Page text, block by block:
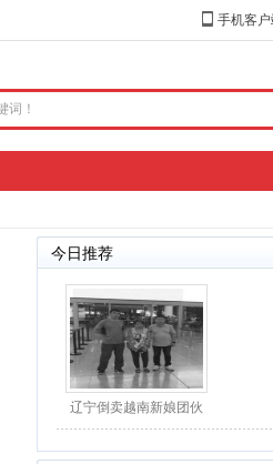
手机客
今日推荐
辽宁倒卖越南新娘团伙